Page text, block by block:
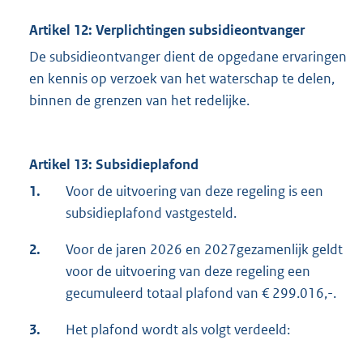
Artikel 12: Verplichtingen subsidieontvanger
De subsidieontvanger dient de opgedane ervaringen
en kennis op verzoek van het waterschap te delen,
binnen de grenzen van het redelijke.
Artikel 13: Subsidieplafond
1.
Voor de uitvoering van deze regeling is een
subsidieplafond vastgesteld.
2.
Voor de jaren 2026 en 2027gezamenlijk geldt
voor de uitvoering van deze regeling een
gecumuleerd totaal plafond van € 299.016,-.
3. Het plafond wordt als volgt verdeeld: